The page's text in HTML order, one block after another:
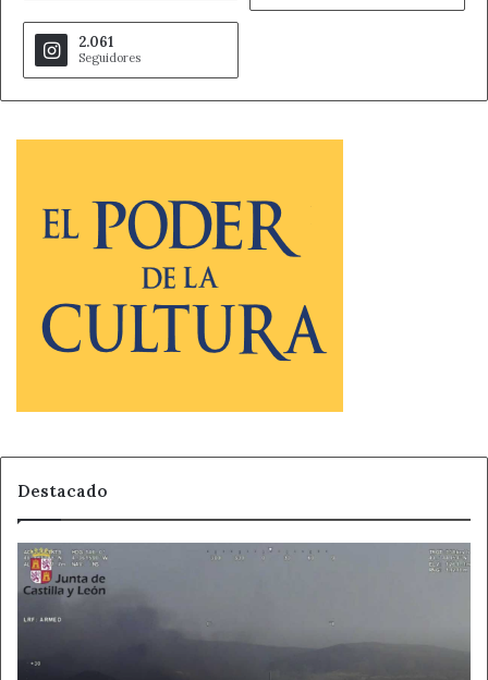
2.061
Seguidores
Destacado
El
incendio
de
Navas
San